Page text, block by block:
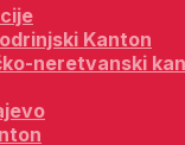
Kanton
neretvanski